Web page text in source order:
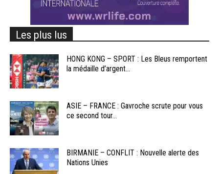
Les plus lus
HONG KONG – SPORT : Les Bleus remportent
la médaille d’argent...
ASIE – FRANCE : Gavroche scrute pour vous
ce second tour...
BIRMANIE – CONFLIT : Nouvelle alerte des
Nations Unies